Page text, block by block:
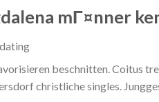
mГ¤nner
beschnitten. Coitus
christliche singles.